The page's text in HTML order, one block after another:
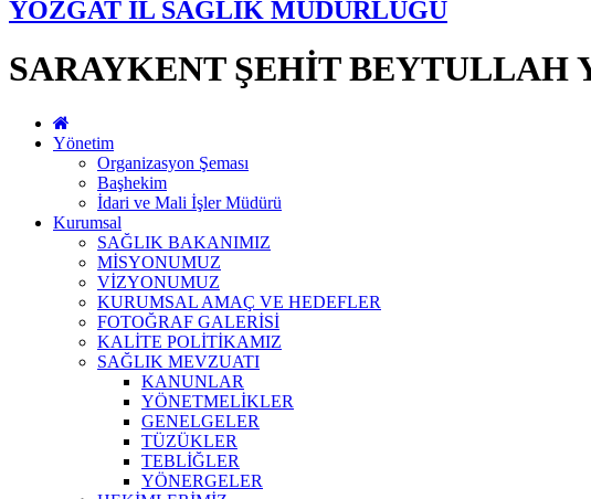
YOZGAT İL SAĞLIK MÜDÜRLÜĞÜ
SARAYKENT ŞEHİT BEYTULLAH
Yönetim
Organizasyon Şeması
Başhekim
İdari ve Mali İşler Müdürü
Kurumsal
SAĞLIK BAKANIMIZ
MİSYONUMUZ
VİZYONUMUZ
KURUMSAL AMAÇ VE HEDEFLER
FOTOĞRAF GALERİSİ
KALİTE POLİTİKAMIZ
SAĞLIK MEVZUATI
KANUNLAR
YÖNETMELİKLER
GENELGELER
TÜZÜKLER
TEBLİĞLER
YÖNERGELER